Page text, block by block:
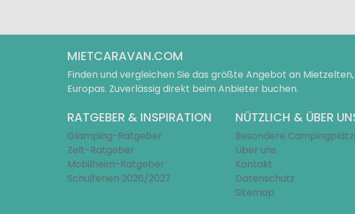
MIETCARAVAN.COM
Finden und vergleichen Sie das größte Angebot an
Europas. Zuverlässig direkt beim Anbieter buchen.
RATGEBER & INSPIRATION
Glamping-Ratgeber
Zelt-Ratgeber
Mobilheim-Ratgeber
Schulferien 2026/2027
NÜTZLICH & ÜBER
Besondere
Über uns
Kontakt
Datenschutz
Sitemap